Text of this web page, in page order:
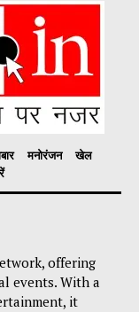
मनोरंजन
खेल
offering
events. With a
it